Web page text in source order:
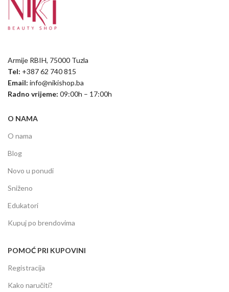
Armije RBIH, 75000 Tuzla
Tel: +387 62 740 815
Email: info@nikishop.ba
Radno vrijeme: 09:00h – 17:00h
O NAMA
O nama
Blog
Novo u ponudi
Sniženo
Edukatori
Kupuj po brendovima
POMOĆ PRI KUPOVINI
Registracija
Kako naručiti?